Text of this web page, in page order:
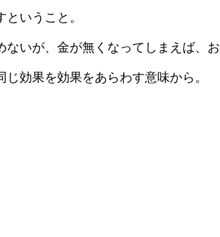
いうこと。
いが、金が無くなってしまえば、お
効果を効果をあらわす意味から。